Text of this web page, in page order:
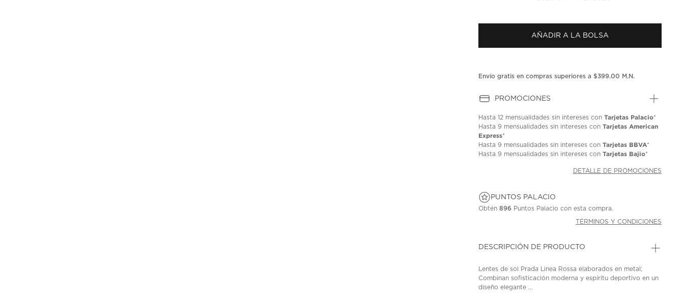
AÑADIR A LA BOLSA
Envío gratis en compras superiores a $399.00 M.N.
PROMOCIONES
Hasta12 mensualidades sin intereses conTarjetas Palacio*
Hasta9 mensualidades sin intereses conTarjetas American
Express*
Hasta9 mensualidades sin intereses conTarjetas BBVA*
Hasta9 mensualidades sin intereses conTarjetas Bajio*
DETALLE DE PROMOCIONES
PUNTOS PALACIO
Obtén896 Puntos Palacio con esta compra.
TÉRMINOS Y CONDICIONES
DESCRIPCIÓN DE PRODUCTO
Lentes de sol Prada Linea Rossa elaborados en metal;
Combinan sofisticación moderna y espíritu deportivo en un
diseño elegante ...